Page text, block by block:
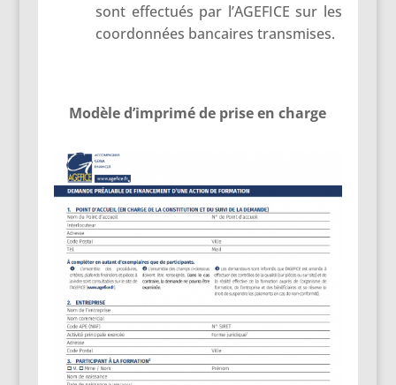
sont effectués par l’AGEFICE sur les
coordonnées bancaires transmises.
Modèle d’imprimé de prise en charge